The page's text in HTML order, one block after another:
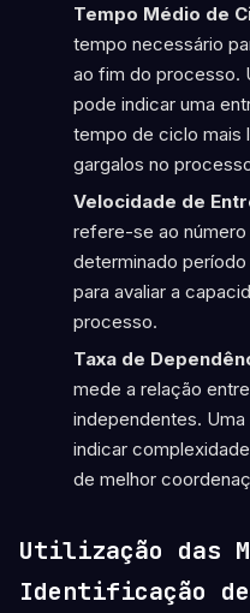
Tempo Médio de
tempo necessário
ao fim do processo.
pode indicar uma
tempo de ciclo mais
gargalos no
Velocidade de
refere-se ao
determinado
para avaliar a
processo.
Taxa de
mede a relação
independentes.
indicar
de melhor
Utilização das
Identificação de